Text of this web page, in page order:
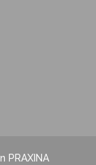
PRAXINA